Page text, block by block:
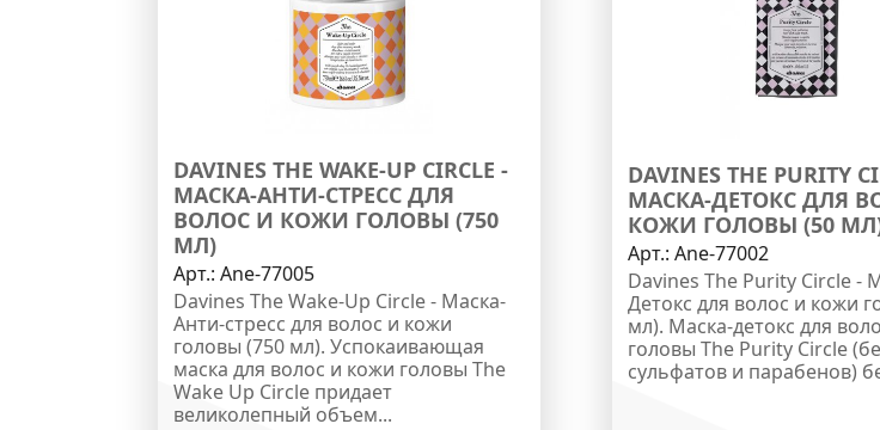
DAVINES THE WAKE-UP CIRCLE -
МАСКА-АНТИ-СТРЕСС ДЛЯ
ВОЛОС И КОЖИ ГОЛОВЫ (750
МЛ)
Арт.:Ane-77005
Davines The Wake-Up Circle - Маска-
Анти-стресс для волос и кожи
головы (750 мл). Успокаивающая
маска для волос и кожи головы The
Wake Up Circle придает
великолепный объем...
DAVINES THE PURITY
МАСКА-ДЕТОКС ДЛЯ
КОЖИ ГОЛОВЫ (50
Арт.:Ane-77002
Davines The Purity Circle -
Детокс для волос и кожи
мл). Маска-детокс для
головы The Purity Circle
сульфатов и парабенов)